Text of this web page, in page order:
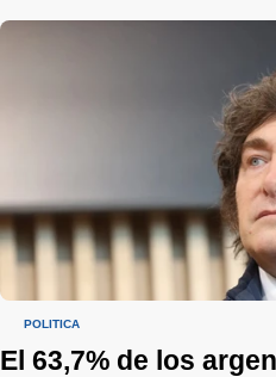
POLÍTICA
El 63,7% de los